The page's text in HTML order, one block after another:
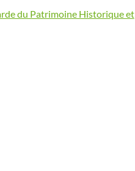
du Patrimoine Historique et